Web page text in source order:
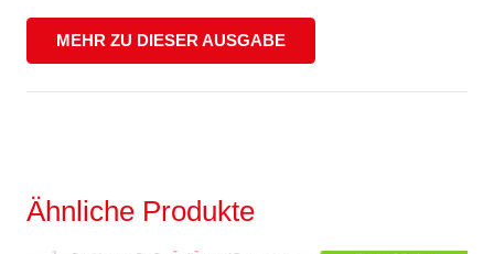
MEHR ZU DIESER AUSGABE
Ähnliche Produkte